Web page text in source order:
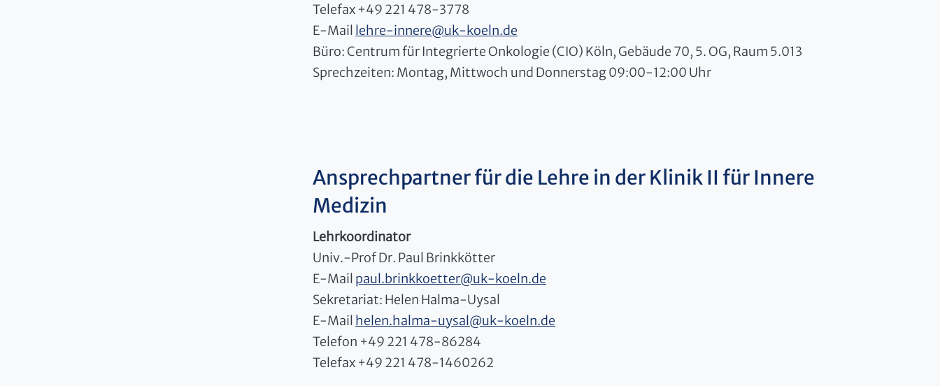
Telefax +49 221 478-3778
E-Mail lehre-innere@uk-koeln.de
Büro: Centrum für Integrierte Onkologie (CIO) Köln, Gebäude 70, 5. OG, Raum 5.013
Sprechzeiten: Montag, Mittwoch und Donnerstag 09:00-12:00 Uhr
Ansprechpartner für die Lehre in der Klinik II für Innere
Medizin
Lehrkoordinator
Univ.-Prof Dr. Paul Brinkkötter
E-Mail paul.brinkkoetter@uk-koeln.de
Sekretariat: Helen Halma-Uysal
E-Mail helen.halma-uysal@uk-koeln.de
Telefon +49 221 478-86284
Telefax +49 221 478-1460262